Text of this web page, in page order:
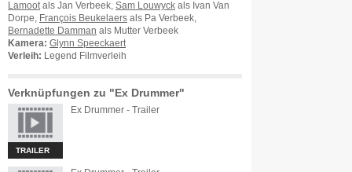
Lamoot als Jan Verbeek, Sam Louwyck als Ivan Van
Dorpe,
François Beukelaers als Pa Verbeek,
Bernadette Damman als Mutter Verbeek
Kamera: Glynn Speeckaert
Verleih: Legend Filmverleih
Verknüpfungen zu "Ex Drummer"
TRAILER
Ex Drummer - Trailer